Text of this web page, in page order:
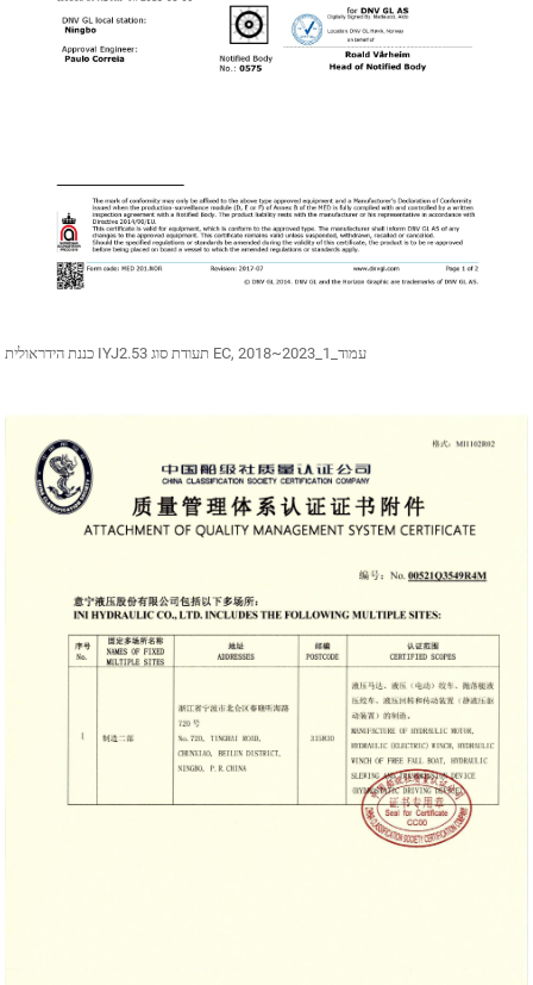
כננת הידראולית IYJ2.53 תעודת סוג EC, 2018~2023_עמוד_1